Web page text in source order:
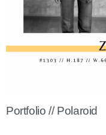
Portfolio // Polaroid